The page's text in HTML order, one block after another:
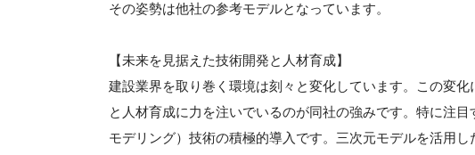
その姿勢は他社の参考モデルとなっています。
【未来を見据えた技術開発と人材育成】
建設業界を取り巻く環境は刻々と変化しています。この変
と人材育成に力を注いでいるのが同社の強みです。特に注
モデリング）技術の積極的導入です。三次元モデルを活用